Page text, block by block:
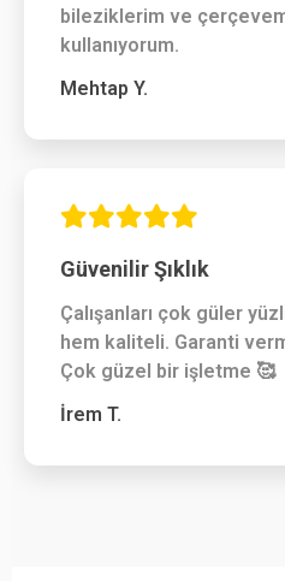
bileziklerim ve
kullanıyorum.
Mehtap Y.
Güvenilir Şıklık
Çalışanları çok güler
hem kaliteli. Garanti
Çok güzel bir işletme 🥰
İrem T.